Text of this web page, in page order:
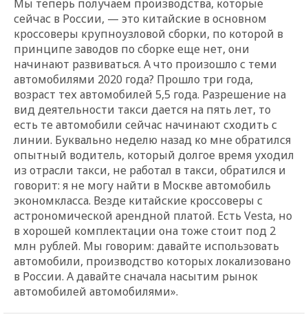
Мы теперь получаем производства, которые
сейчас в России, — это китайские в основном
кроссоверы крупноузловой сборки, по которой в
принципе заводов по сборке еще нет, они
начинают развиваться. А что произошло с теми
автомобилями 2020 года? Прошло три года,
возраст тех автомобилей 5,5 года. Разрешение на
вид деятельности такси дается на пять лет, то
есть те автомобили сейчас начинают сходить с
линии. Буквально неделю назад ко мне обратился
опытный водитель, который долгое время уходил
из отрасли такси, не работал в такси, обратился и
говорит: я не могу найти в Москве автомобиль
экономкласса. Везде китайские кроссоверы с
астрономической арендной платой. Есть Vesta, но
в хорошей комплектации она тоже стоит под 2
млн рублей. Мы говорим: давайте использовать
автомобили, производство которых локализовано
в России. А давайте сначала насытим рынок
автомобилей автомобилями».